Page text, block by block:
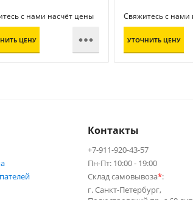
с нами насчёт цены
ЦЕНУ 
Свяжитесь с нами
УТОЧНИТЬ ЦЕНУ
Контакты
+7-911-920-43-57
Пн-Пт: 10:00 - 19:00
Склад самовывоза*:
г. Санкт-Петербург,